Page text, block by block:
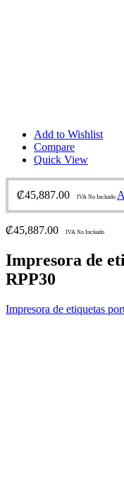
Add to Wishlist
Compare
Quick View
₡45,887.00 IVA No Incluido
₡45,887.00 IVA No Incluido
Impresora de
RPP30
Impresora de etiquetas